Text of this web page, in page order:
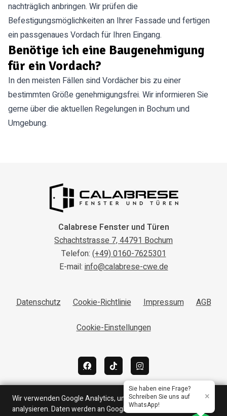
nachträglich anbringen. Wir prüfen die
Befestigungsmöglichkeiten an Ihrer Fassade und fertigen
ein passgenaues Vordach für Ihren Eingang.
Benötige ich eine Baugenehmigung
für ein Vordach?
In den meisten Fällen sind Vordächer bis zu einer
bestimmten Größe genehmigungsfrei. Wir informieren Sie
gerne über die aktuellen Regelungen in Bochum und
Umgebung.
Calabrese Fenster und Türen
Schachtstrasse 7, 44791 Bochum
Telefon:(+49) 0160-7625301
E-mail:info@calabrese-cwe.de
Datenschutz Cookie-Richtlinie Impressum AGB
Cookie-Einstellungen
Wir verwenden Google Analytics, um den Website-Traffic zu
analysieren. Daten werden an Google übertragen. Mehr dazu in
Sie haben eine Frage?
Schreiben Sie uns auf
WhatsApp!
×